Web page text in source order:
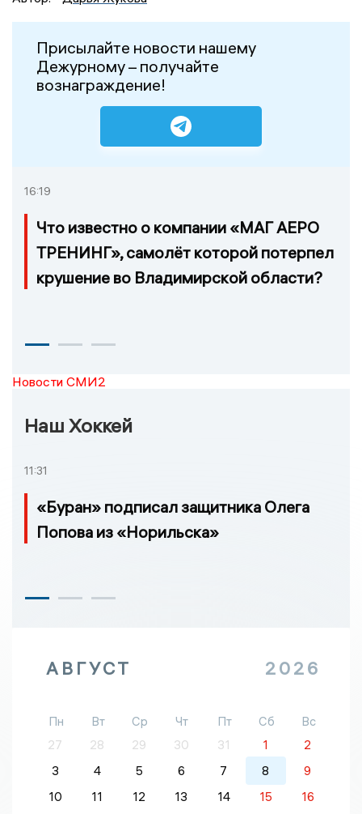
Присылайте новости нашему
Дежурному – получайте
вознаграждение!
16:19
Что известно о компании «МАГ АЕРО
ТРЕНИНГ», самолёт которой потерпел
крушение во Владимирской области?
Новости СМИ2
Наш Хоккей
11:31
«Буран» подписал защитника Олега
Попова из «Норильска»
АВГУСТ 2026
Пн Вт Ср Чт Пт Сб
Вс
27
28 29 30 31 1
2
3
4 5 6 7 8
9
10
11 12 13 14 15
16